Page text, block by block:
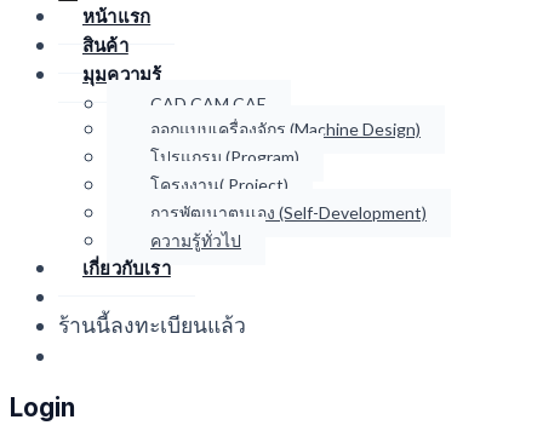
หน้าแรก
สินค้า
มุมความรู้
CAD CAM CAE
ออกแบบเครื่องจักร (Machine Design)
โปรแกรม (Program)
โครงงาน( Project)
การพัฒนาตนเอง (Self-Development)
ความรู้ทั่วไป
เกี่ยวกับเรา
ร้านนี้ลงทะเบียนแล้ว
Login